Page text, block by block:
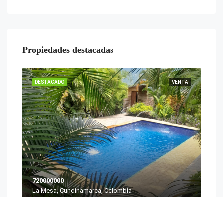
Propiedades destacadas
VENTA
DESTACADO
720000000
La Mesa, Cundinamarca, Colombia